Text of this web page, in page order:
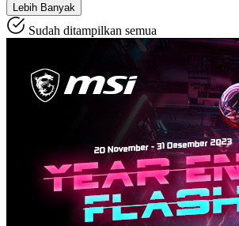
Lebih Banyak
Sudah ditampilkan semua